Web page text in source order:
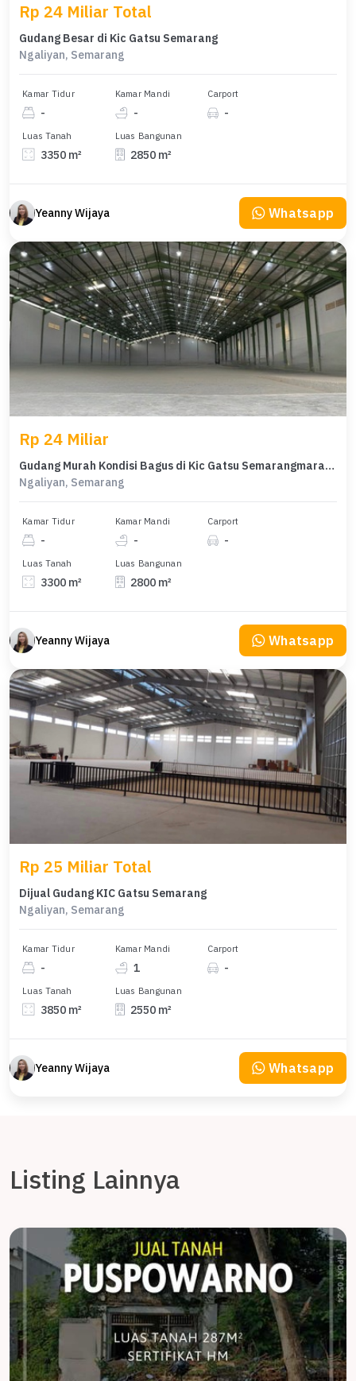
Rp 24 Miliar Total
Gudang Besar di Kic Gatsu Semarang
Ngaliyan, Semarang
Kamar Tidur
-
Kamar Mandi
-
Carport
-
Luas Tanah
3350 m²
Luas Bangunan
2850 m²
Yeanny Wijaya Whatsapp
Rp 24 Miliar
Gudang Murah Kondisi Bagus di Kic Gatsu Semarangmarang
Ngaliyan, Semarang
Kamar Tidur
-
Kamar Mandi
-
Carport
-
Luas Tanah
3300 m²
Luas Bangunan
2800 m²
Yeanny Wijaya Whatsapp
Rp 25 Miliar Total
Dijual Gudang KIC Gatsu Semarang
Ngaliyan, Semarang
Kamar Tidur
-
Kamar Mandi
1
Carport
-
Luas Tanah
3850 m²
Luas Bangunan
2550 m²
Yeanny Wijaya Whatsapp
Listing Lainnya